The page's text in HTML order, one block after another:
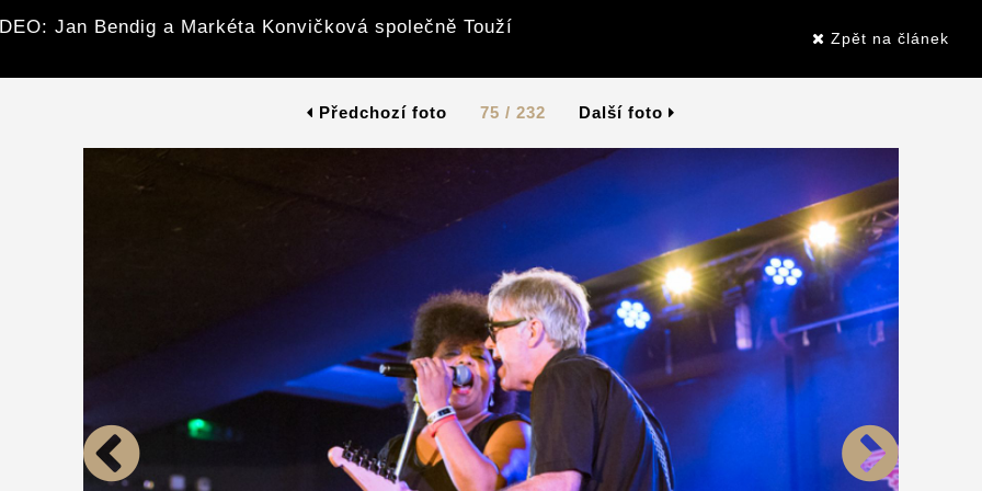
Jan Bendig a Markéta Konvičková společně Touží
Zpět na článek
Předchozí foto 75 / 232 Další foto